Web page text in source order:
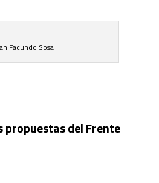
Facundo Sosa
propuestas del Frente